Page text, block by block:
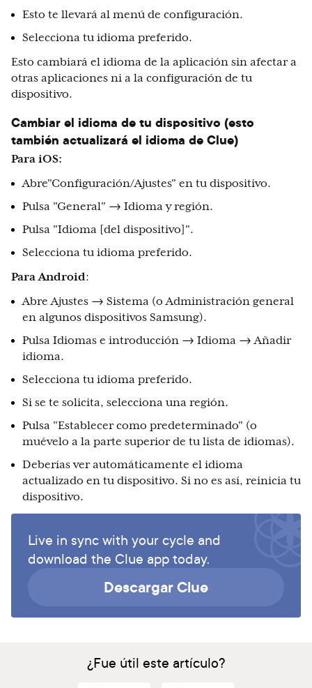
Esto te llevará al menú de configuración.
Selecciona tu idioma preferido.
Esto cambiará el idioma de la aplicación sin afectar a
otras aplicaciones ni a la configuración de tu
dispositivo.
Cambiar el idioma de tu dispositivo (esto
también actualizará el idioma de Clue)
Para iOS:
Abre"Configuración/Ajustes" en tu dispositivo.
Pulsa "General" → Idioma y región.
Pulsa "Idioma [del dispositivo]".
Selecciona tu idioma preferido.
Para Android:
Abre Ajustes → Sistema (o Administración general
en algunos dispositivos Samsung).
Pulsa Idiomas e introducción → Idioma → Añadir
idioma.
Selecciona tu idioma preferido.
Si se te solicita, selecciona una región.
Pulsa "Establecer como predeterminado" (o
muévelo a la parte superior de tu lista de idiomas).
Deberías ver automáticamente el idioma
actualizado en tu dispositivo. Si no es así, reinicia tu
dispositivo.
Live in sync with your cycle and
download the Clue app today.
Descargar Clue
¿Fue útil este artículo?